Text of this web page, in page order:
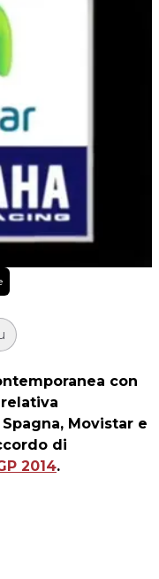
con
Movistar e
di
2014.